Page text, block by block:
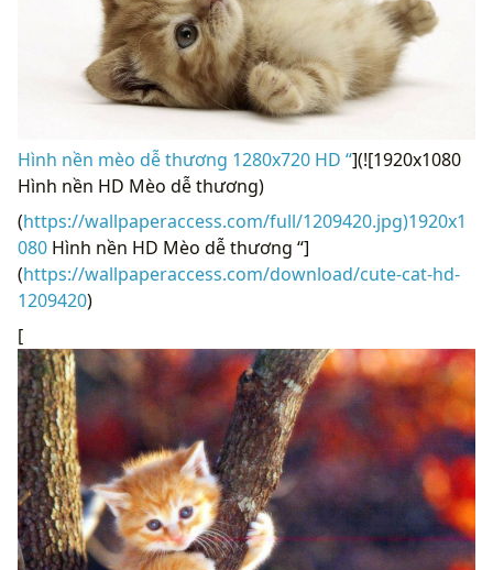
Hình nền mèo dễ thương 1280x720 HD “](![1920x1080
Hình nền HD Mèo dễ thương)
(https://wallpaperaccess.com/full/1209420.jpg)1920x1
080 Hình nền HD Mèo dễ thương “]
(https://wallpaperaccess.com/download/cute-cat-hd-
1209420)
[